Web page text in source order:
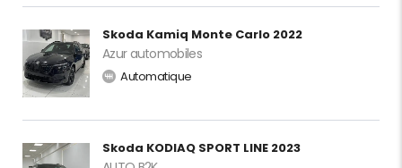
Skoda Kamiq Monte Carlo 2022
Azur automobiles
Automatique
Skoda KODIAQ SPORT LINE 2023